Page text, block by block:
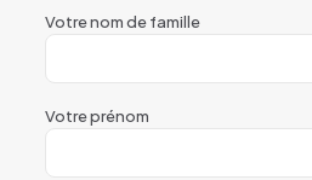
Votre nom de famille
Votre prénom